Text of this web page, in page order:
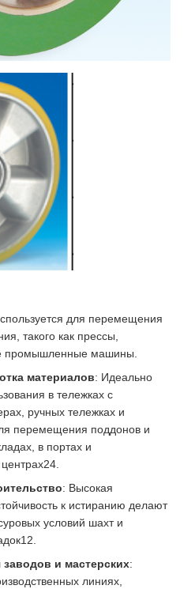
для перемещения
такого как прессы,
промышленные машины.
материалов: Идеально
в тележках с
ручных тележках и
перемещения поддонов и
в портах и
: Высокая
к истиранию делают
условий шахт и
и мастерских:
линиях,